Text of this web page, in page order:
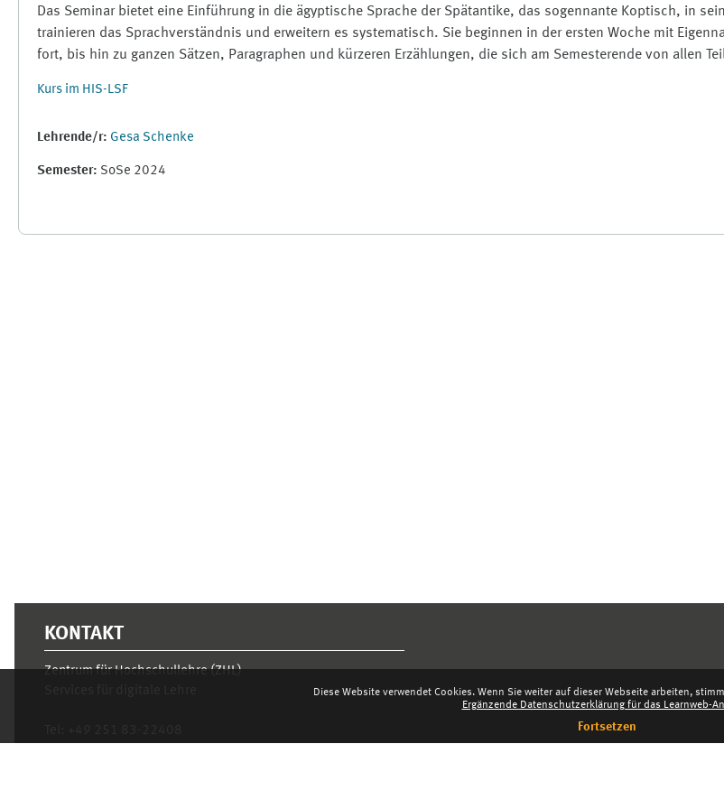
Diese Website verwendet Cookies. Wenn Sie weiter auf dieser Webseite arbeiten,
Ergänzende Datenschutzerklärung für das Learnweb-
Fortsetzen
Das Seminar bietet eine Einführung in die ägyptische Sprache der Spätantike, das sogennante Koptisch, in
trainieren das Sprachverständnis und erweitern es systematisch. Sie beginnen in der ersten Woche mit
fort, bis hin zu ganzen Sätzen, Paragraphen und kürzeren Erzählungen, die sich am Semesterende von allen
Kurs im HIS-LSF
Lehrende/r: Gesa Schenke
Semester: SoSe 2024
KONTAKT
Zentrum für Hochschullehre (ZHL)